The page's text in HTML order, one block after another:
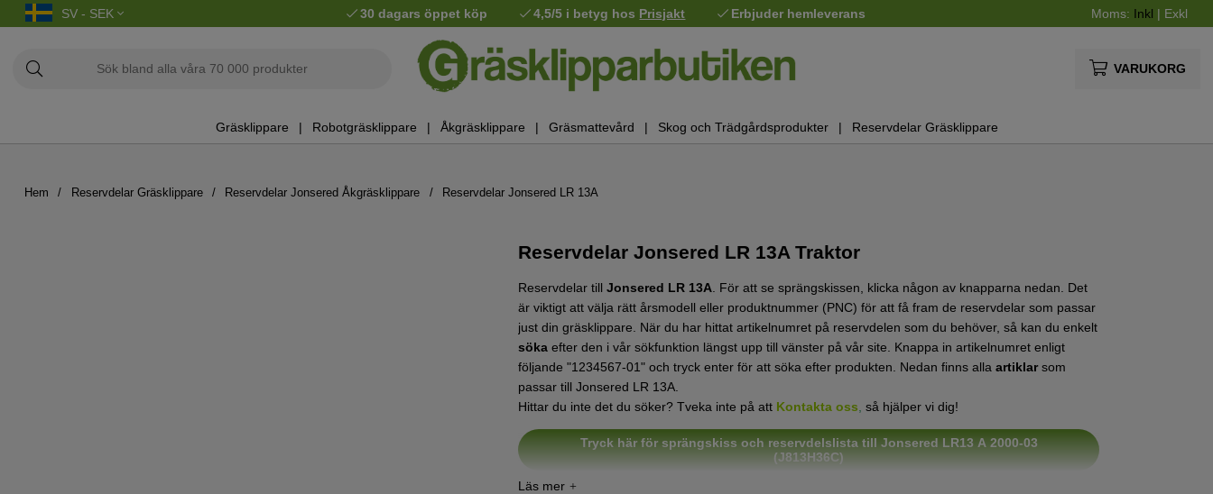
SV - SEK 30 dagars öppet köp 4,5/5 i betyg hos Prisjakt Erbjuder hemleverans Moms: Inkl | Exkl
VARUKORG
Gräsklippare Robotgräsklippare Åkgräsklippare Gräsmattevård Skog och Trädgårdsprodukter Reservdelar Gräsklippare
Hem Reservdelar Gräsklippare Reservdelar Jonsered Åkgräsklippare Reservdelar Jonsered LR 13A
Reservdelar Jonsered LR 13A Traktor
Reservdelar till Jonsered LR 13A. För att se sprängskissen, klicka någon av knapparna nedan. Det
är viktigt att välja rätt årsmodell eller produktnummer (PNC) för att få fram de reservdelar som passar
just din gräsklippare. När du har hittat artikelnumret på reservdelen som du behöver, så kan du enkelt
söka efter den i vår sökfunktion längst upp till vänster på vår site. Knappa in artikelnumret enligt
följande "1234567-01" och tryck enter för att söka efter produkten. Nedan finns alla artiklarsom
passar till Jonsered LR 13A.
Hittar du inte det du söker? Tveka inte på att Kontakta oss, så hjälper vi dig!
Tryck här för sprängskiss och reservdelslista till Jonsered LR13 A 2000-03
(J813H36C)